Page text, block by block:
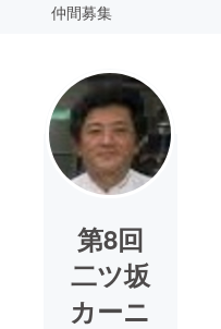
仲間募集
第8回
二ツ坂
カーニ